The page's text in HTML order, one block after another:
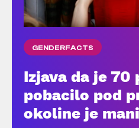
GENDERFACTS
Izjava da je 70
pobacilo pod
okoline je